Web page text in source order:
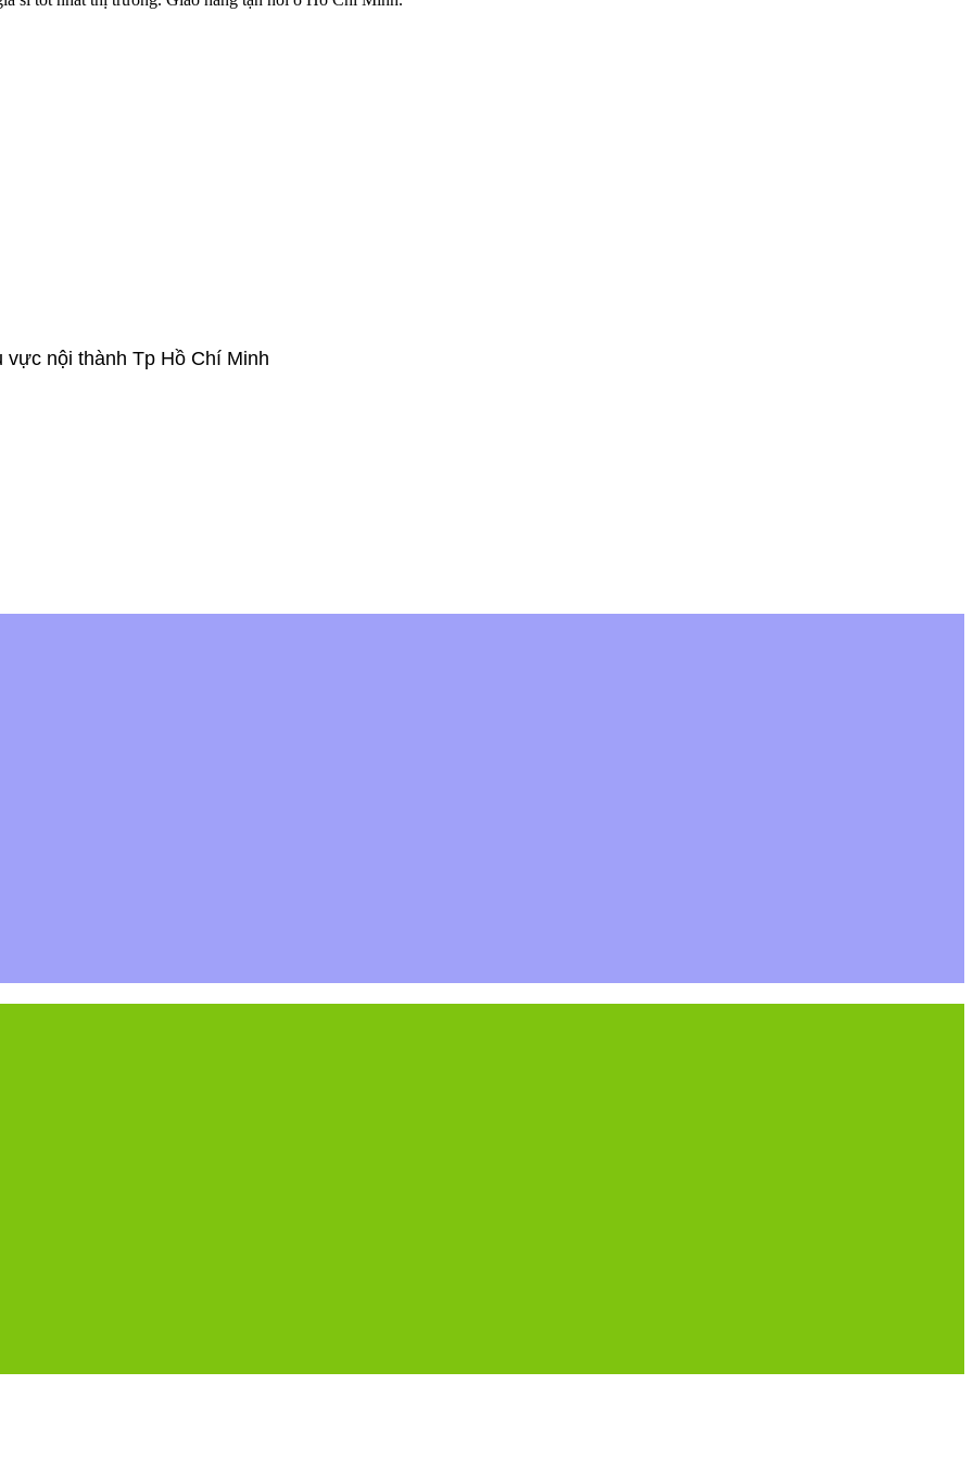
nội thành Tp Hồ Chí Minh